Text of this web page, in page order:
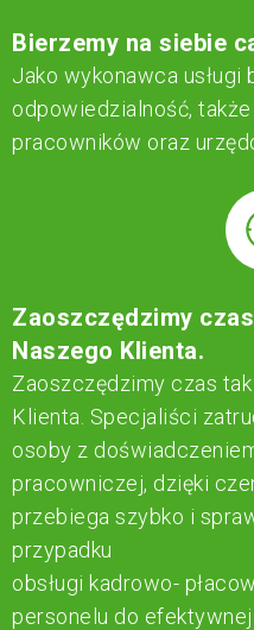
Bierzemy na siebie
Jako wykonawca usługi
odpowiedzialność,
pracowników oraz
Zaoszczędzimy
Naszego Klienta.
Zaoszczędzimy czas
Klienta. Specjaliści
osoby z
pracowniczej, dzięki
przebiega szybko i
przypadku
obsługi kadrowo-
personelu do